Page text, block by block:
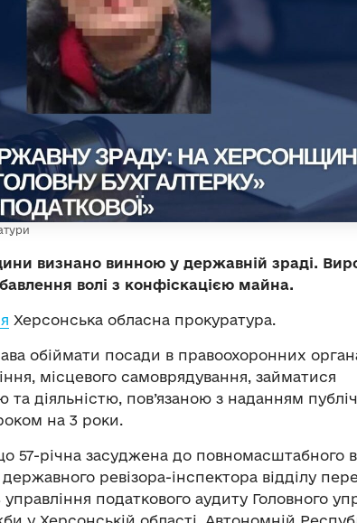
визнано винною у державній зраді.
волі з конфіскацією майна.
Херсонська обласна прокуратура.
обіймати посади в правоохоронних
місцевого самоврядування, займатися
та діяльністю, пов’язаною з наданням
на 3 роки.
57-річна засуджена до повномасштабного
ревізора-інспектора відділу
податкового аудиту Головного